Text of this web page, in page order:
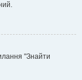
"Знайти